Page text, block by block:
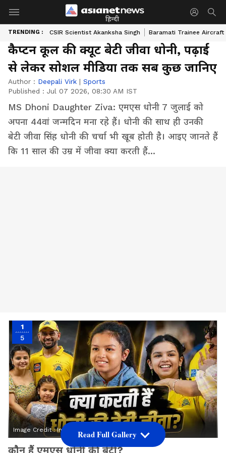
हिन्दी
TRENDING : CSIR Scientist Akanksha Singh Baramati Trainee Aircraft
कैप्टन कूल की क्यूट बेटी जीवा धोनी, पढ़ाई
से लेकर सोशल मीडिया तक सब कुछ जानिए
Author : Deepali Virk | Sports
Published : Jul 07 2026, 08:30 AM IST
MS Dhoni Daughter Ziva: एमएस धोनी 7 जुलाई को
अपना 44वां जन्मदिन मना रहे हैं। धोनी की साथ ही उनकी
बेटी जीवा सिंह धोनी की चर्चा भी खूब होती है। आइए जानते हैं
कि 11 साल की उम्र में जीवा क्या करती हैं...
1
5
Image Credit :Instagram
कौन हैं एमएस धोनी की बेटी?
Read Full Gallery